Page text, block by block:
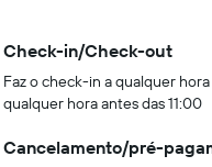
Check-in/Check-out
Faz o check-in a qualquer
qualquer hora antes das 11:00
Cancelamento/pré-